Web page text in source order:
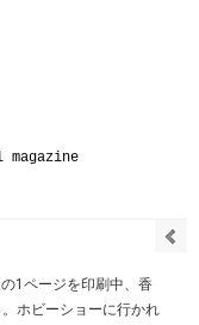
magazine
1ページを印刷中、香
ホビーショーに行かれ